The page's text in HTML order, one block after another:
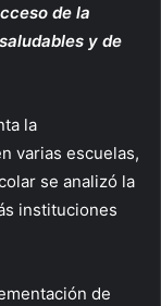
de la
y de
la
varias escuelas,
se analizó la
instituciones
de